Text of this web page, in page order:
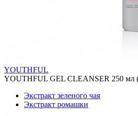
YOUTHFUL
YOUTHFUL GEL CLEANSER 250 мл
Экстракт зеленого чая
Экстракт ромашки